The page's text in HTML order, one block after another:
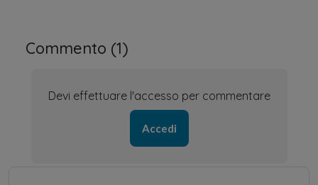
Commento (1)
Devi effettuare l'accesso per commentare
Accedi